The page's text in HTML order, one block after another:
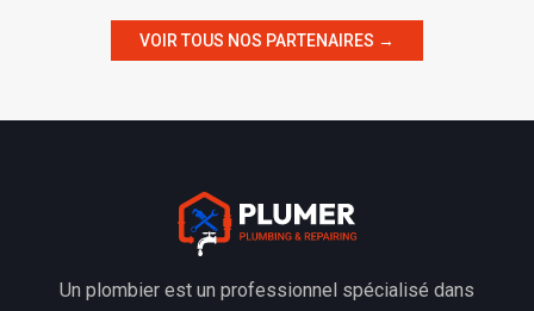
VOIR TOUS NOS PARTENAIRES →
Un plombier est un professionnel spécialisé dans